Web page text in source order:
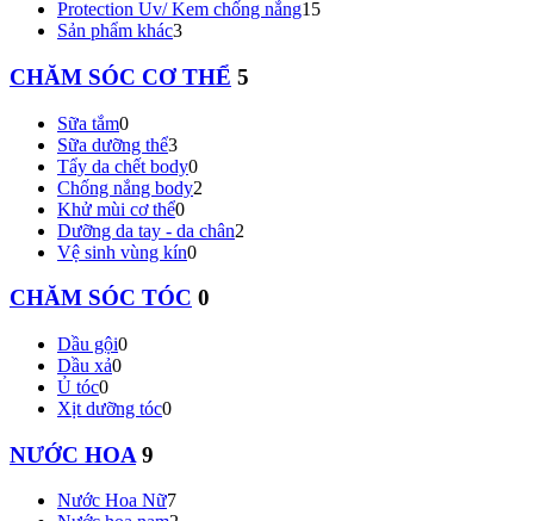
Protection Uv/ Kem chống nắng15
Sản phẩm khác3
CHĂM SÓC CƠ THỂ 5
Sữa tắm0
Sữa dưỡng thể3
Tẩy da chết body0
Chống nắng body2
Khử mùi cơ thể0
Dưỡng da tay - da chân2
Vệ sinh vùng kín0
CHĂM SÓC TÓC 0
Dầu gội0
Dầu xả0
Ủ tóc0
Xịt dưỡng tóc0
NƯỚC HOA 9
Nước Hoa Nữ7